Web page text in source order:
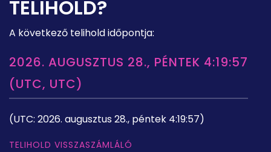
TELIHOLD?
A következő telihold időpontja:
2026. AUGUSZTUS 28., PÉNTEK 4:19:57
(UTC, UTC)
(UTC: 2026. augusztus 28., péntek 4:19:57)
TELIHOLD VISSZASZÁMLÁLÓ